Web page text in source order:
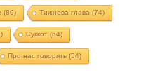
(80) Тижнева глава (74)
Суккот (64)
Про нас говорять (54)